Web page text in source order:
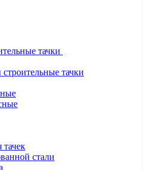
тачки
тачки
тачек
стали